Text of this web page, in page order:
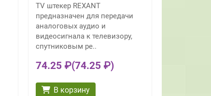
TV штекер REXANT
предназначен для передачи
аналоговых аудио и
видеосигнала к телевизору,
спутниковым ре..
74.25 ₽(74.25 ₽)
В корзину